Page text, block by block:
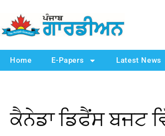
Home E-Papers Latest News
ਕੈਨੇਡਾ ਡਿਫੈਂਸ ਬਜਟ